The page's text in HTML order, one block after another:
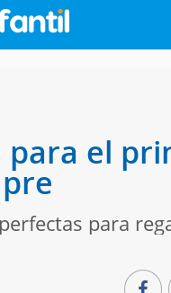
para el
para